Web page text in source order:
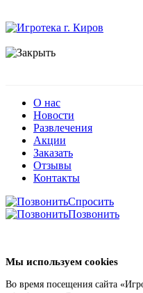
О нас
Новости
Развлечения
Акции
Заказать
Отзывы
Контакты
Спросить
Позвонить
Мы используем cookies
Во время посещения сайта